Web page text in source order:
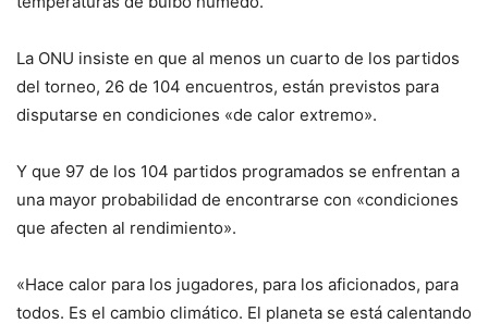
La ONU insiste en que al menos un cuarto de los partidos
del torneo, 26 de 104 encuentros, están previstos para
disputarse en condiciones «de calor extremo».
Y que 97 de los 104 partidos programados se enfrentan a
una mayor probabilidad de encontrarse con «condiciones
que afecten al rendimiento».
«Hace calor para los jugadores, para los aficionados, para
todos. Es el cambio climático. El planeta se está calentando